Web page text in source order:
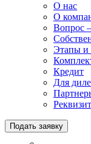
О нас
О
Вопрос
Этапы и
Кредит
Для
Подать заявку